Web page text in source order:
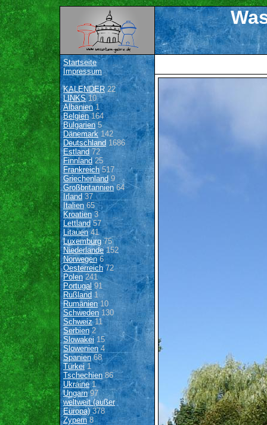
Startseite
Impressum
KALENDER22
LINKS10
Albanien1
Belgien164
Bulgarien 5
Dänemark142
Deutschland 1686
Estland 72
Finnland 25
Frankreich517
Griechenland9
Großbritannien64
Irland 37
Italien65
Kroatien3
Lettland57
Litauen41
Luxemburg 75
Niederlande152
Norwegen6
Oesterreich72
Polen 241
Portugal91
Rußland 1
Rumänien10
Schweden 130
Schweiz11
Serbien2
Slowakei15
Slowenien4
Spanien68
Türkei1
Tschechien 86
Ukraine1
Ungarn97
weltweit (außer
Europa)378
Zypern8